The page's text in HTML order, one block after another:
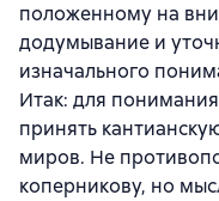
положенному на
додумывание и
изначального
Итак: для
принять
миров. Не
коперникову, но